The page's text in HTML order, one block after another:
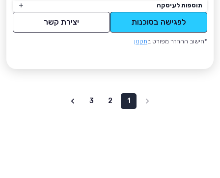
תוספות לעיסקה
לפגישה בסוכנות יצירת קשר
*חישוב ההחזר מפורט בתקנון
1
2
3